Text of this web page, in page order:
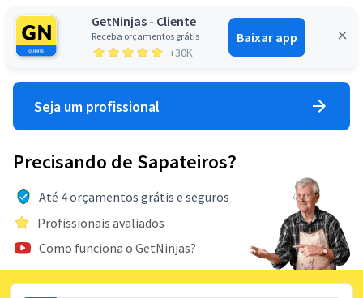
GetNinjas - Cliente
Receba orçamentos grátis
+30K
Baixar app
Entrar
Seja um profissional
Precisando de Sapateiros?
Até 4 orçamentos grátis e seguros
Profissionais avaliados
Como funciona o GetNinjas?